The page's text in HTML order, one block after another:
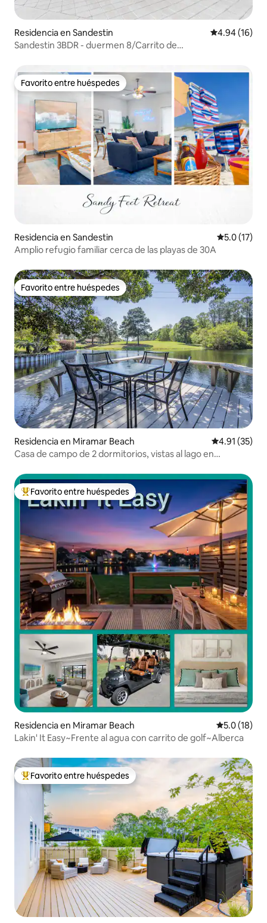
Residencia en Sandestin Calificación
4.94 (16)
Sandestin 3BDR - duermen 8/Carrito de
Favorito entre huéspedes
Favorito entre huéspedes
Residencia en Sandestin Calificación
5.0 (17)
Amplio refugio familiar cerca de las playas de 30A
Favorito entre huéspedes
Favorito entre huéspedes
Residencia en Miramar Beach Calificación
4.91 (35)
Casa de campo de 2 dormitorios, vistas al lago en
De los mejores en Favorito entre huéspedes
Favorito entre huéspedes
Residencia en Miramar Beach Calificación
5.0 (18)
Lakin' It Easy~Frente al agua con carrito de golf~Alberca
De los mejores en Favorito entre huéspedes
Favorito entre huéspedes